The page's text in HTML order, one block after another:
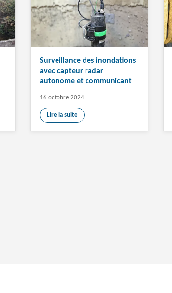
Surveillance des inondations
avec capteur radar
autonome et communicant
16 octobre 2024
Lire la suite